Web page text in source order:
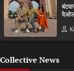
देओल
Collective News